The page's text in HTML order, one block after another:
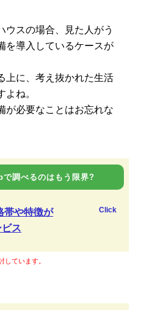
ウスの場合、見た人がう
を導入しているケースが
上に、考え抜かれた生活
ね。
が必要なことはお忘れな
調べるのはもう限界?
帯や特徴が
ス
Click
ています。